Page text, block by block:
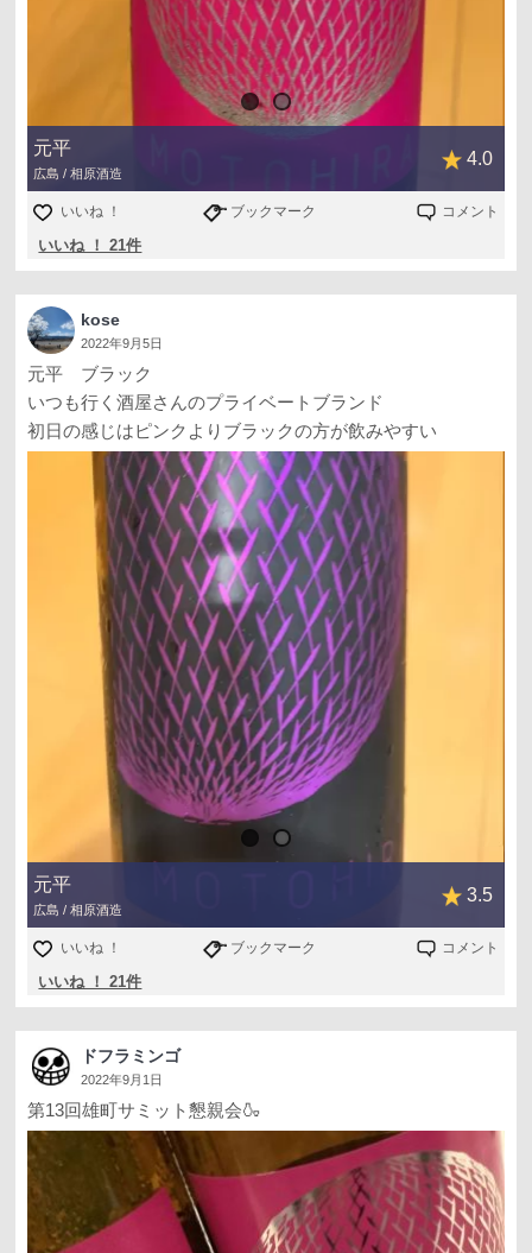
元平
広島 / 相原酒造
4.0
いいね ！ ブックマーク コメント
いいね ！ 21件
kose
2022年9月5日
元平 ブラック
いつも行く酒屋さんのプライベートブランド
初日の感じはピンクよりブラックの方が飲みやすい
元平
広島 / 相原酒造
3.5
いいね ！ ブックマーク コメント
いいね ！ 21件
ドフラミンゴ
2022年9月1日
第13回雄町サミット懇親会🍶